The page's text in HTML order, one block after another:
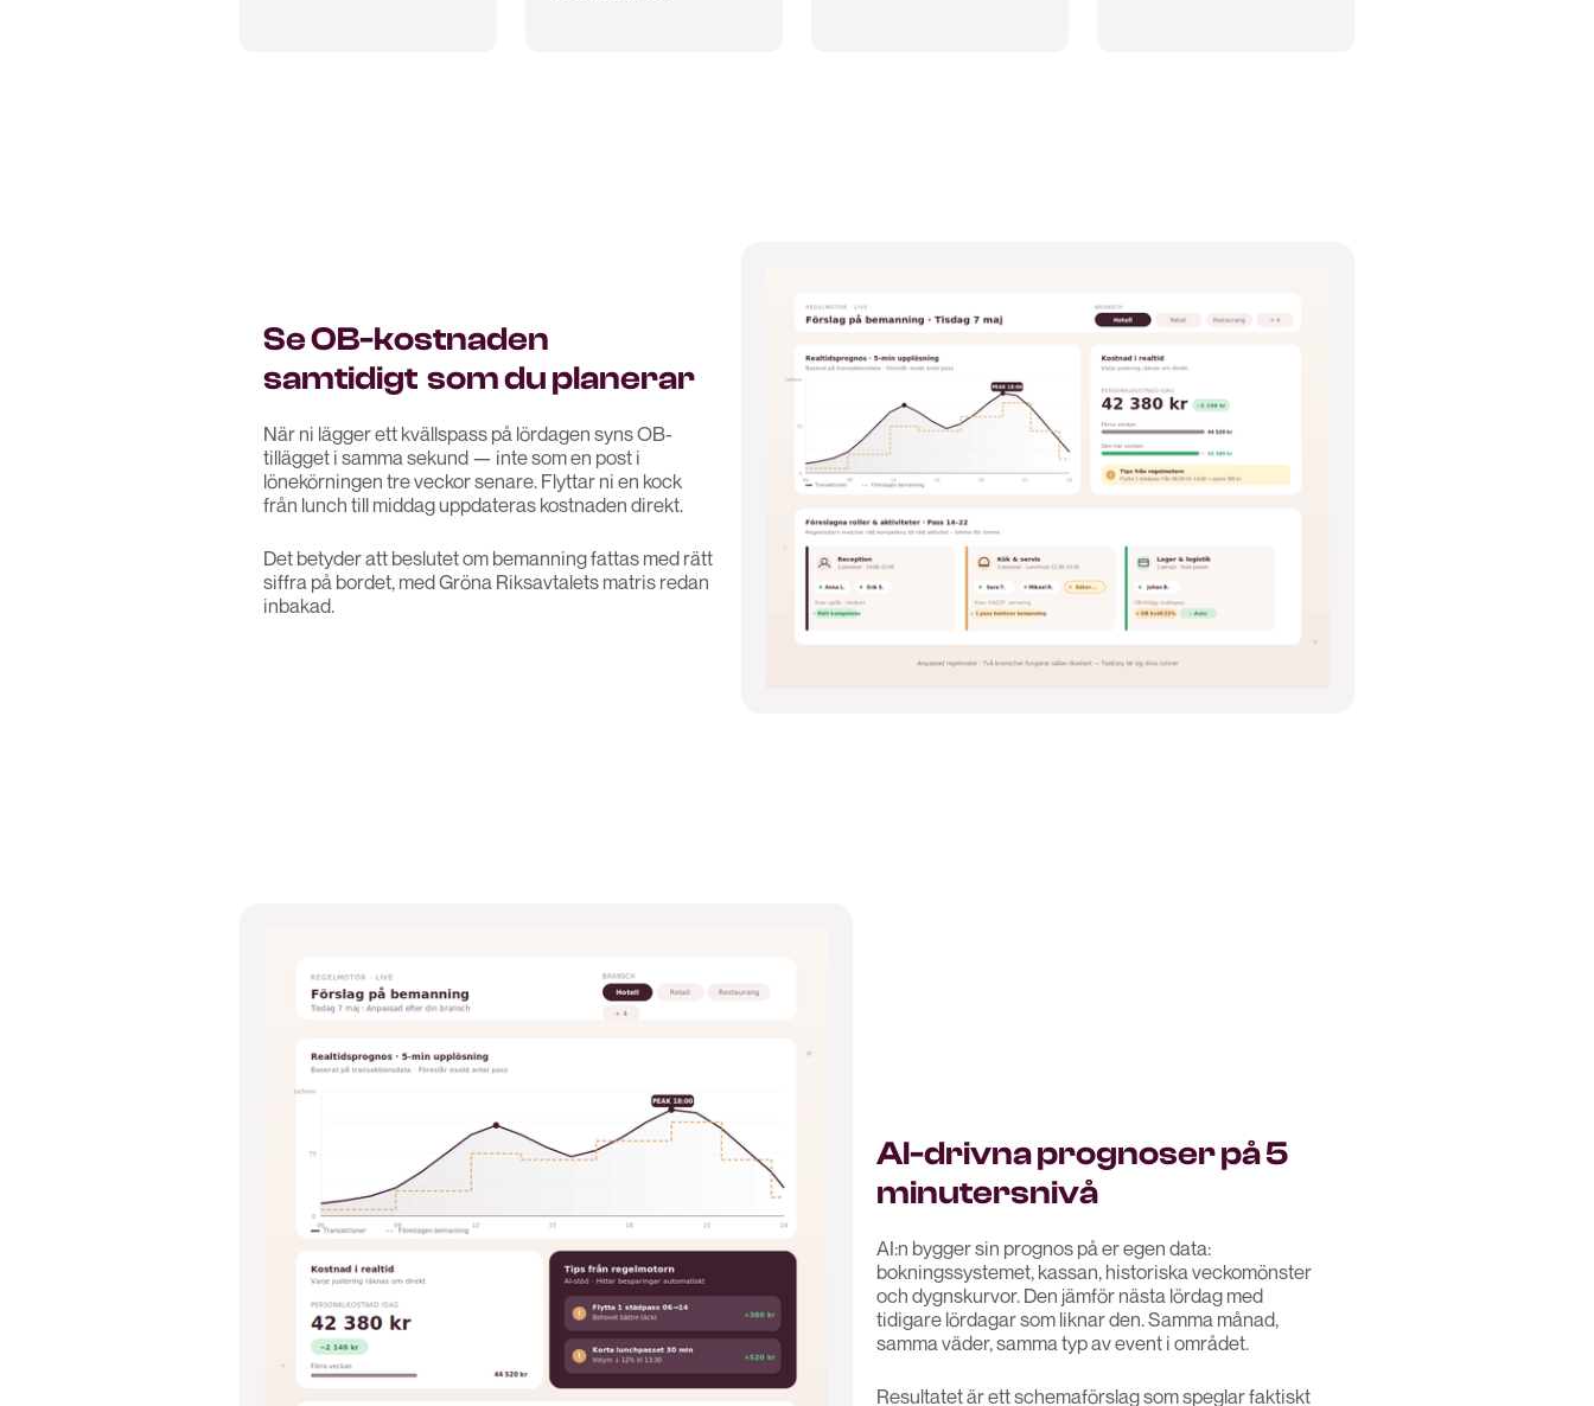
Se OB-kostnaden
samtidigt som du planerar
När ni lägger ett kvällspass på lördagen syns OB-
tillägget i samma sekund — inte som en post i
lönekörningen tre veckor senare. Flyttar ni en kock
från lunch till middag uppdateras kostnaden direkt.
Det betyder att beslutet om bemanning fattas med rätt
siffra på bordet, med Gröna Riksavtalets matris redan
inbakad.
AI-drivna prognoser på 5
minutersnivå
AI:n bygger sin prognos på er egen data:
bokningssystemet, kassan, historiska veckomönster
och dygnskurvor. Den jämför nästa lördag med
tidigare lördagar som liknar den. Samma månad,
samma väder, samma typ av event i området.
Resultatet är ett schemaförslag som speglar faktiskt